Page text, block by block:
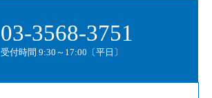
03-3568-3751
受付時間 9:30～17:00〔平日〕